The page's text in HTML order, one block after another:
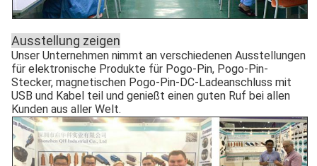
Ausstellung zeigen
Unser Unternehmen nimmt an verschiedenen Ausstellungen
für elektronische Produkte für Pogo-Pin, Pogo-Pin-
Stecker, magnetischen Pogo-Pin-DC-Ladeanschluss mit
USB und Kabel teil und genießt einen guten Ruf bei allen
Kunden aus aller Welt.